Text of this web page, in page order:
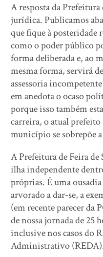
A resposta da
jurídica. Publicamos
que fique à posteridade
como o poder público
forma deliberada e, ao
mesma forma, servirá
assessoria
em anedota o ocaso
porque isso também
carreira, o atual
município se sobrepõe
A Prefeitura de Feira
ilha independente
próprias. É uma
arvorado a dar-se, a
(em recente parecer da
de nossa jornada de 25
inclusive nos casos do
Administrativo